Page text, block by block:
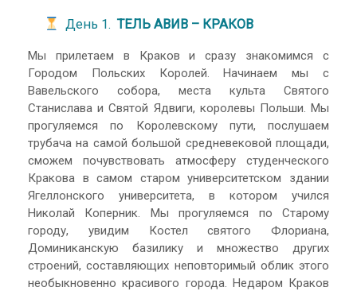
День 1. ТЕЛЬ АВИВ – КРАКОВ
Мы прилетаем в Краков и сразу знакомимся с
Городом Польских Королей. Начинаем мы с
Вавельского собора, места культа Святого
Станислава и Святой Ядвиги, королевы Польши. Мы
прогуляемся по Королевскому пути, послушаем
трубача на самой большой средневековой площади,
сможем почувствовать атмосферу студенческого
Кракова в самом старом университетском здании
Ягеллонского университета, в котором учился
Николай Коперник. Мы прогуляемся по Старому
городу, увидим Костел святого Флориана,
Доминиканскую базилику и множество других
строений, составляющих неповторимый облик этого
необыкновенно красивого города. Недаром Краков